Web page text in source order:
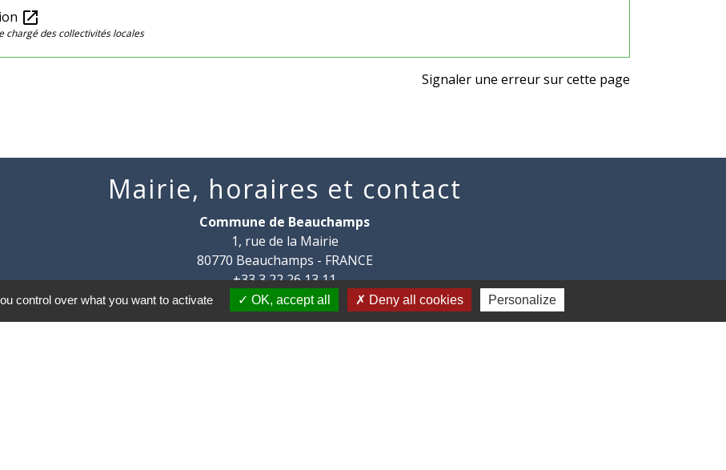
open_in_new
chargé des collectivités locales
Signaler une erreur sur cette page
Mairie, horaires et contact
Commune de Beauchamps
1, rue de la Mairie
80770 Beauchamps - FRANCE
+33 3 22 26 13 11
Contact par formulaire
control over what you want to activate OK, accept all Deny all cookies Personalize